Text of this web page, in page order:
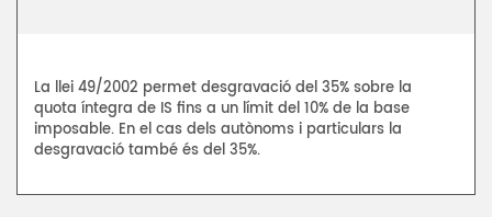
La llei 49/2002 permet desgravació del 35% sobre la
quota íntegra de IS fins a un límit del 10% de la base
imposable. En el cas dels autònoms i particulars la
desgravació també és del 35%.